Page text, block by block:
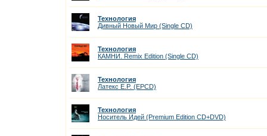
Технология
Дивный Новый Мир (Single CD)
Технология
КАМНИ. Remix Edition (Single CD)
Технология
Латекс E.P. (EPCD)
Технология
Носитель Идей (Premium Edition CD+DVD)